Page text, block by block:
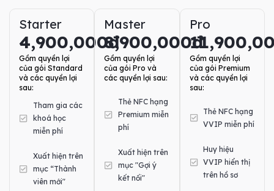
Starter
4,900,000đ
Gồm quyền lợi
của gói Standard
và các quyền lợi
sau:
Tham gia các
khoá học
miễn phí
Xuất hiện trên
mục “Thành
viên mới"
Master
8,900,000đ
Gồm quyền lợi
của gói Pro và
các quyền lợi sau:
Thẻ NFC hạng
Premium miễn
phí
Xuất hiện trên
mục "Gợi ý
kết nối"
Pro
Gồm quyền lợi
của gói Premium
và các quyền lợi
sau:
Thẻ NFC hạng
VVIP miễn phí
Huy hiệu
VVIP hiển thị
trên hồ sơ